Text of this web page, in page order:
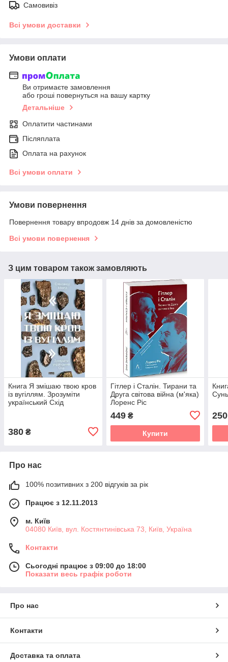
Самовивіз
Всі умови доставки
Умови оплати
Ви отримаєте замовлення
або гроші повернуться на вашу картку
Детальніше
Оплатити частинами
Післяплата
Оплата на рахунок
Всі умови оплати
Умови повернення
Повернення товару впродовж 14 днів за домовленістю
Всі умови повернення
З цим товаром також замовляють
Книга Я змішаю твою кров
із вугіллям. Зрозуміти
український Схід
380 ₴
Гітлер і Сталін. Тирани та
Друга світова війна (м'яка)
Лоренс Ріс
449₴
Купити
250
Про нас
100% позитивних з 200 відгуків за рік
Працює з 12.11.2013
м. Київ
04080 Київ, вул. Костянтинівська 73, Київ, Україна
Контакти
Сьогодні працює з 09:00 до 18:00
Показати весь графік роботи
Про нас
Контакти
Доставка та оплата